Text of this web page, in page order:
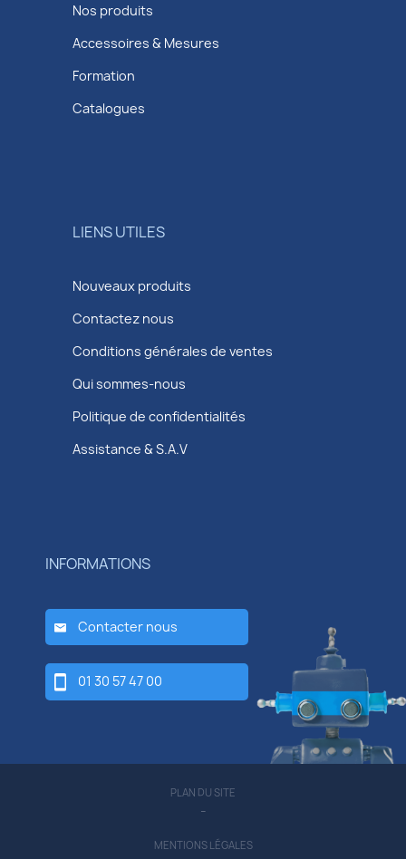
Nos produits
Accessoires & Mesures
Formation
Catalogues
LIENS UTILES
Nouveaux produits
Contactez nous
Conditions générales de ventes
Qui sommes-nous
Politique de confidentialités
Assistance & S.A.V
INFORMATIONS
Contacter nous
01 30 57 47 00
PLAN DU SITE
-
MENTIONS LÉGALES